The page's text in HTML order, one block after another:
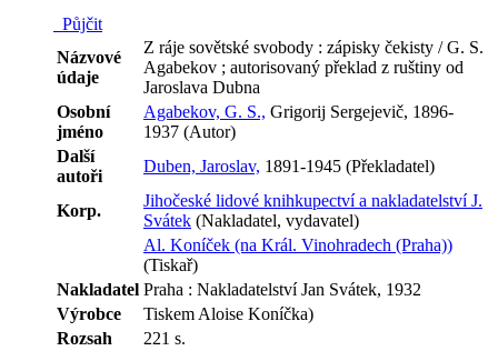
Půjčit
Názvové
údaje
Z ráje sovětské svobody : zápisky čekisty / G. S.
Agabekov ; autorisovaný překlad z ruštiny od
Jaroslava Dubna
Osobní
jméno
Agabekov, G. S., Grigorij Sergejevič, 1896-
1937 (Autor)
Další
autoři
Duben, Jaroslav, 1891-1945 (Překladatel)
Korp.
Jihočeské lidové knihkupectví a nakladatelství J.
Svátek (Nakladatel, vydavatel)
Al. Koníček (na Král. Vinohradech (Praha))
(Tiskař)
Nakladatel Praha : Nakladatelství Jan Svátek, 1932
Výrobce
Tiskem Aloise Koníčka)
Rozsah
221 s.